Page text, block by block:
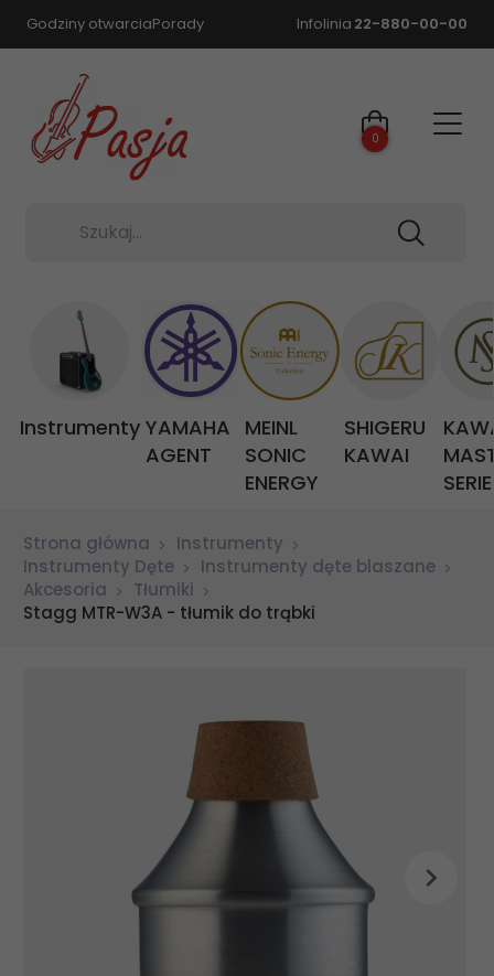
Godziny otwarciaPorady Infolinia 22-880-00-00
Szukaj...
0
Instrumenty YAMAHA
AGENT
MEINL
SONIC
ENERGY
SHIGERU
KAWAI
Strona główna
Instrumenty
Instrumenty Dęte
Instrumenty dęte blaszane
Akcesoria
Tłumiki
Stagg MTR-W3A - tłumik do trąbki